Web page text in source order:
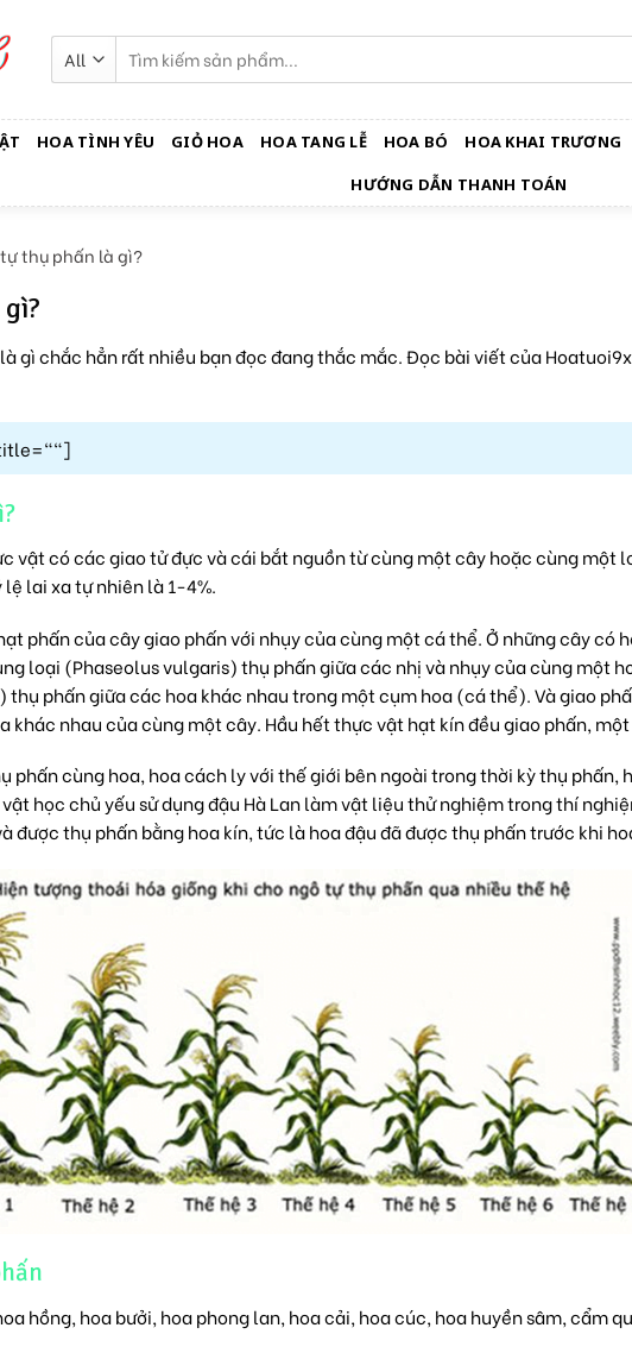
kiếm:
HOA TÌNH YÊU GIỎ HOA HOA TANG LỄ HOA BÓ HOA KHAI TRƯƠNG
HƯỚNG DẪN THANH TOÁN
thụ phấn là gì?
gì chắc hẳn rất nhiều bạn đọc đang thắc mắc. Đọc bài viết của
vật có các giao tử đực và cái bắt nguồn từ cùng một cây hoặc cùng một
lệ lai xa tự nhiên là 1-4%.
phấn của cây giao phấn với nhụy của cùng một cá thể. Ở những cây có
loại (Phaseolus vulgaris) thụ phấn giữa các nhị và nhụy của cùng một
phấn giữa các hoa khác nhau trong một cụm hoa (cá thể). Và giao
khác nhau của cùng một cây. Hầu hết thực vật hạt kín đều giao phấn,
phấn cùng hoa, hoa cách ly với thế giới bên ngoài trong thời kỳ thụ phấn,
học chủ yếu sử dụng đậu Hà Lan làm vật liệu thử nghiệm trong thí
được thụ phấn bằng hoa kín, tức là hoa đậu đã được thụ phấn trước khi
hồng, hoa bưởi, hoa phong lan, hoa cải, hoa cúc, hoa huyền sâm, cẩm